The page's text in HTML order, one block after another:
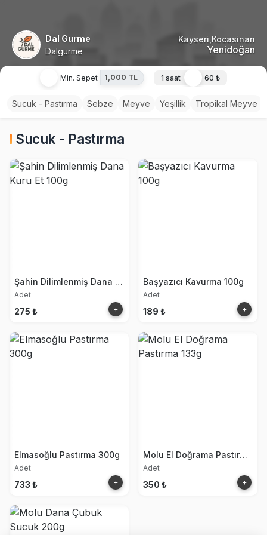
Dal Gurme
Dalgurme
Kayseri,Kocasinan
Yenidoğan
Min. Sepet 1,000 TL 1 saat 60 ₺
Sucuk - Pastırma Sebze Meyve Yeşillik Tropikal Meyve
Sucuk - Pastırma
Şahin Dilimlenmiş Dana Kuru Et 100g
Adet
275 ₺ +
Başyazıcı Kavurma 100g
Adet
189 ₺ +
Elmasoğlu Pastırma 300g
Adet
733 ₺ +
Molu El Doğrama Pastırma 133g
Adet
350 ₺ +